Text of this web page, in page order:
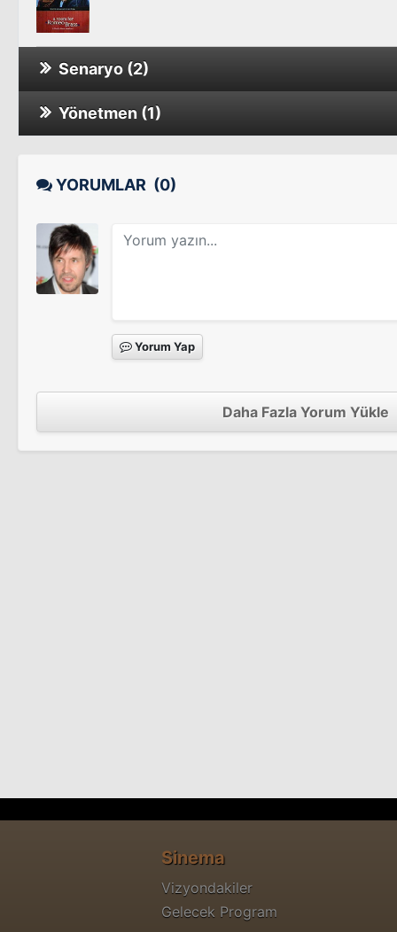
Senaryo (2)
Tyrannosaur
Yönetmen (1)
YORUMLAR (0)
Yorum Yap
Daha Fazla Yorum Yükle
Sinema
Vizyondakiler
Gelecek Program